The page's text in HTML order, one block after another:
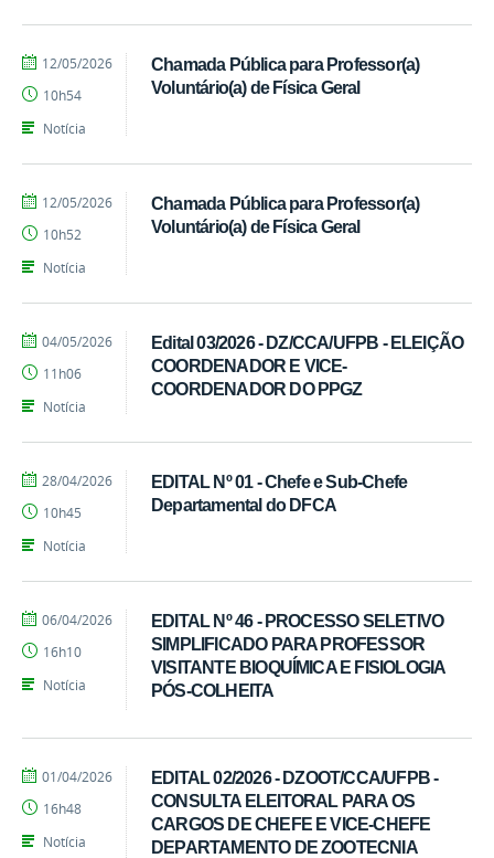
Chamada Pública para Professor(a)
Voluntário(a) de Física Geral
por
Candido
publicado
12/05/2026
10h54
Notícia
Chamada Pública para Professor(a)
Voluntário(a) de Física Geral
por
Candido
publicado
12/05/2026
10h52
Notícia
Edital 03/2026 - DZ/CCA/UFPB - ELEIÇÃO
COORDENADOR E VICE-
COORDENADOR DO PPGZ
por
Candido
publicado
04/05/2026
11h06
Notícia
EDITAL Nº 01 - Chefe e Sub-Chefe
Departamental do DFCA
por
Candido
publicado
28/04/2026
10h45
Notícia
EDITAL Nº 46 - PROCESSO SELETIVO
SIMPLIFICADO PARA PROFESSOR
VISITANTE BIOQUÍMICA E FISIOLOGIA
PÓS-COLHEITA
por
Candido
publicado
06/04/2026
16h10
Notícia
EDITAL 02/2026 - DZOOT/CCA/UFPB -
CONSULTA ELEITORAL PARA OS
CARGOS DE CHEFE E VICE-CHEFE
DEPARTAMENTO DE ZOOTECNIA
por
Candido
publicado
01/04/2026
16h48
Notícia